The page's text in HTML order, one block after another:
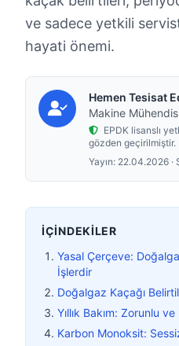
ve sadece yetkili
hayati önemi.
Hemen Tesisat
Makine
EPDK lisanslı
gözden geçirilmiştir.
Yayın: 22.04.2026 ·
İÇINDEKILER
Yasal Çerçeve:
İşlerdir
Doğalgaz Kaçağı
Yıllık Bakım: Zorunlu
Karbon Monoksit: